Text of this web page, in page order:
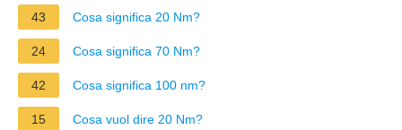
43 Cosa significa 20 Nm?
24 Cosa significa 70 Nm?
42 Cosa significa 100 nm?
15 Cosa vuol dire 20 Nm?